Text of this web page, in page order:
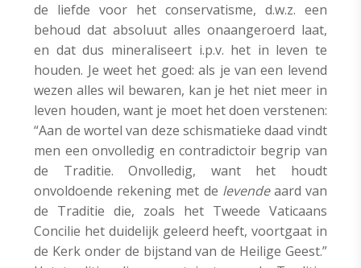
de liefde voor het conservatisme, d.w.z. een
behoud dat absoluut alles onaangeroerd laat,
en dat dus mineraliseert i.p.v. het in leven te
houden. Je weet het goed: als je van een levend
wezen alles wil bewaren, kan je het niet meer in
leven houden, want je moet het doen verstenen:
“Aan de wortel van deze schismatieke daad vindt
men een onvolledig en contradictoir begrip van
de Traditie. Onvolledig, want het houdt
onvoldoende rekening met de levendeaard van
de Traditie die, zoals het Tweede Vaticaans
Concilie het duidelijk geleerd heeft, voortgaat in
de Kerk onder de bijstand van de Heilige Geest.”